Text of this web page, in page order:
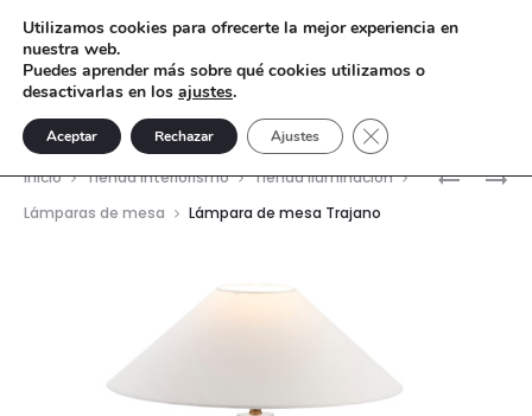
LÁMPARA
LÁMPARA
Inicio Tienda interiorismo
Tienda Iluminación
Lámparas de mesa
Lámpara de mesa Trajano
Utilizamos cookies para ofrecerte la mejor experiencia en
nuestra web.
Puedes aprender más sobre qué cookies utilizamos o
desactivarlas en los ajustes.
Aceptar Rechazar Ajustes Cerrar el banner de